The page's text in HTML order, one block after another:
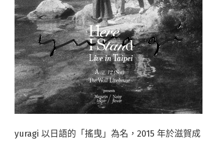
yuragi 以日語的「搖曳」為名，2015 年於滋賀成